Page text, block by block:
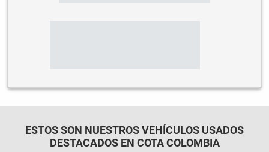
ESTOS SON NUESTROS VEHÍCULOS USADOS
DESTACADOS EN COTA COLOMBIA